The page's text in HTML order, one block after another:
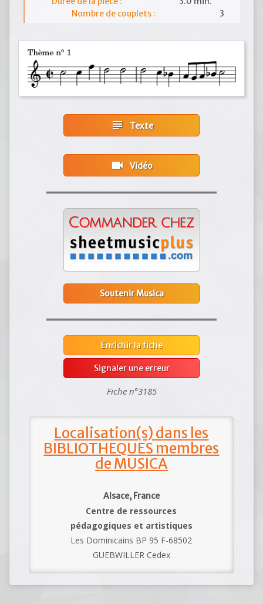
Nombre de couplets :
3
subject Texte
videocam Vidéo
Soutenir Musica
Enrichir la fiche
Signaler une erreur
Fiche n°3185
Localisation(s) dans les
BIBLIOTHEQUES membres
de MUSICA
Alsace, France
Centre de ressources
pédagogiques et artistiques
Les Dominicains BP 95 F-68502
GUEBWILLER Cedex